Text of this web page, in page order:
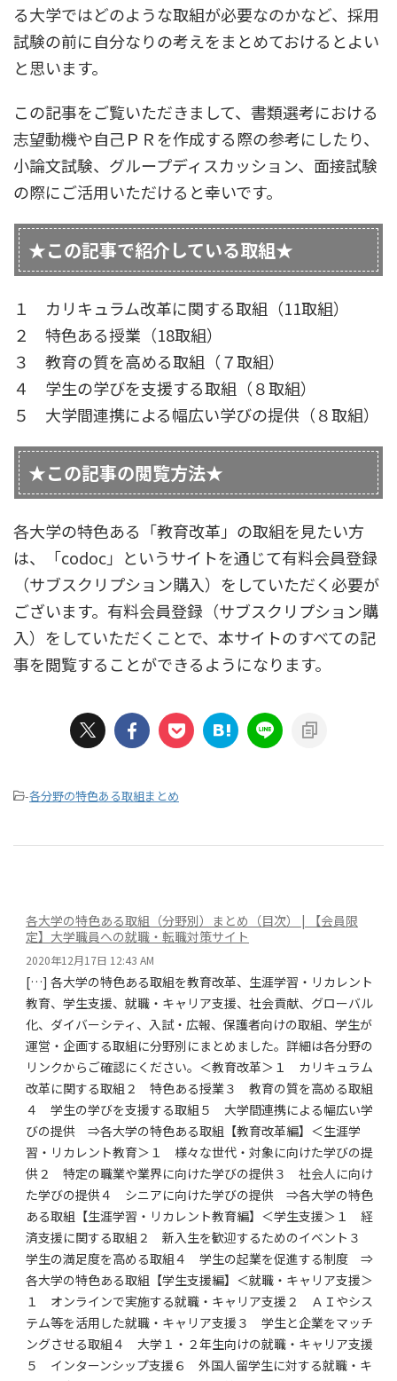
る大学ではどのような取組が必要なのかなど、採用
試験の前に自分なりの考えをまとめておけるとよい
と思います。
この記事をご覧いただきまして、書類選考における
志望動機や自己ＰＲを作成する際の参考にしたり、
小論文試験、グループディスカッション、面接試験
の際にご活用いただけると幸いです。
★この記事で紹介している取組★
１ カリキュラム改革に関する取組（11取組）
２ 特色ある授業（18取組）
３ 教育の質を高める取組（７取組）
４ 学生の学びを支援する取組（８取組）
５ 大学間連携による幅広い学びの提供（８取組）
★この記事の閲覧方法★
各大学の特色ある「教育改革」の取組を見たい方
は、「codoc」というサイトを通じて有料会員登録
（サブスクリプション購入）をしていただく必要が
ございます。有料会員登録（サブスクリプション購
入）をしていただくことで、本サイトのすべての記
事を閲覧することができるようになります。
-各分野の特色ある取組まとめ
各大学の特色ある取組（分野別）まとめ（目次） | 【会員限
定】大学職員への就職・転職対策サイト
2020年12月17日 12:43 AM
[…] 各大学の特色ある取組を教育改革、生涯学習・リカレント
教育、学生支援、就職・キャリア支援、社会貢献、グローバル
化、ダイバーシティ、入試・広報、保護者向けの取組、学生が
運営・企画する取組に分野別にまとめました。詳細は各分野の
リンクからご確認にください。＜教育改革＞１ カリキュラム
改革に関する取組２ 特色ある授業３ 教育の質を高める取組
４ 学生の学びを支援する取組５ 大学間連携による幅広い学
びの提供 ⇒各大学の特色ある取組【教育改革編】＜生涯学
習・リカレント教育＞１ 様々な世代・対象に向けた学びの提
供２ 特定の職業や業界に向けた学びの提供３ 社会人に向け
た学びの提供４ シニアに向けた学びの提供 ⇒各大学の特色
ある取組【生涯学習・リカレント教育編】＜学生支援＞１ 経
済支援に関する取組２ 新入生を歓迎するためのイベント３
学生の満足度を高める取組４ 学生の起業を促進する制度 ⇒
各大学の特色ある取組【学生支援編】＜就職・キャリア支援＞
１ オンラインで実施する就職・キャリア支援２ ＡＩやシス
テム等を活用した就職・キャリア支援３ 学生と企業をマッチ
ングさせる取組４ 大学１・２年生向けの就職・キャリア支援
５ インターンシップ支援６ 外国人留学生に対する就職・キ